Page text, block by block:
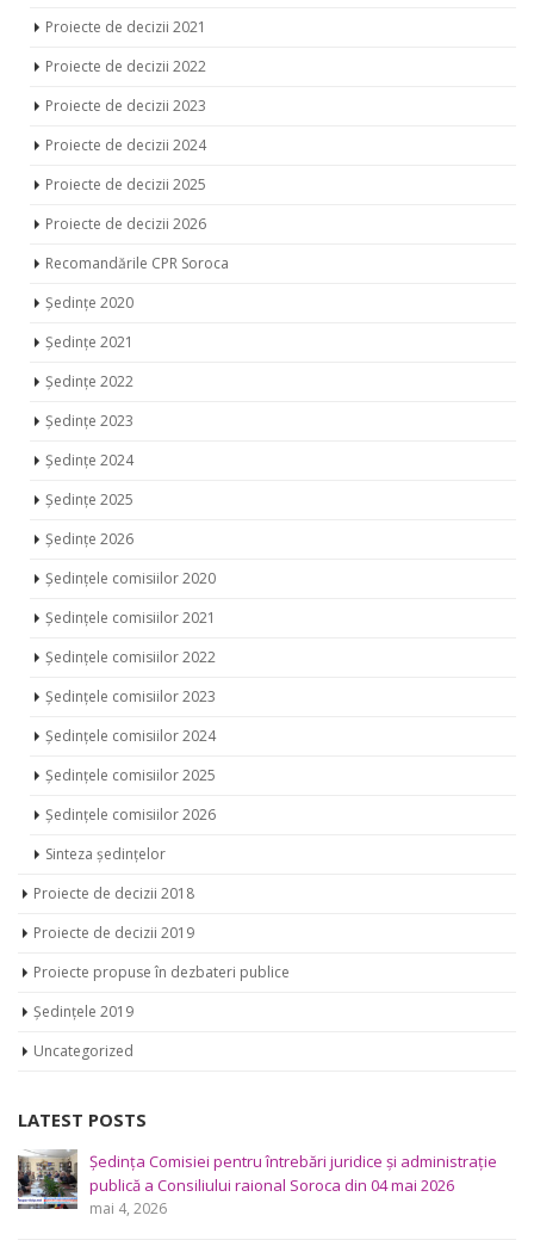
Proiecte de decizii 2021
Proiecte de decizii 2022
Proiecte de decizii 2023
Proiecte de decizii 2024
Proiecte de decizii 2025
Proiecte de decizii 2026
Recomandările CPR Soroca
Ședințe 2020
Ședințe 2021
Ședințe 2022
Ședințe 2023
Ședințe 2024
Ședințe 2025
Ședințe 2026
Ședințele comisiilor 2020
Ședințele comisiilor 2021
Ședințele comisiilor 2022
Ședințele comisiilor 2023
Ședințele comisiilor 2024
Ședințele comisiilor 2025
Ședințele comisiilor 2026
Sinteza ședințelor
Proiecte de decizii 2018
Proiecte de decizii 2019
Proiecte propuse în dezbateri publice
Ședințele 2019
Uncategorized
LATEST POSTS
Ședința Comisiei pentru întrebări juridice şi administraţie
publică a Consiliului raional Soroca din 04 mai 2026
mai 4, 2026